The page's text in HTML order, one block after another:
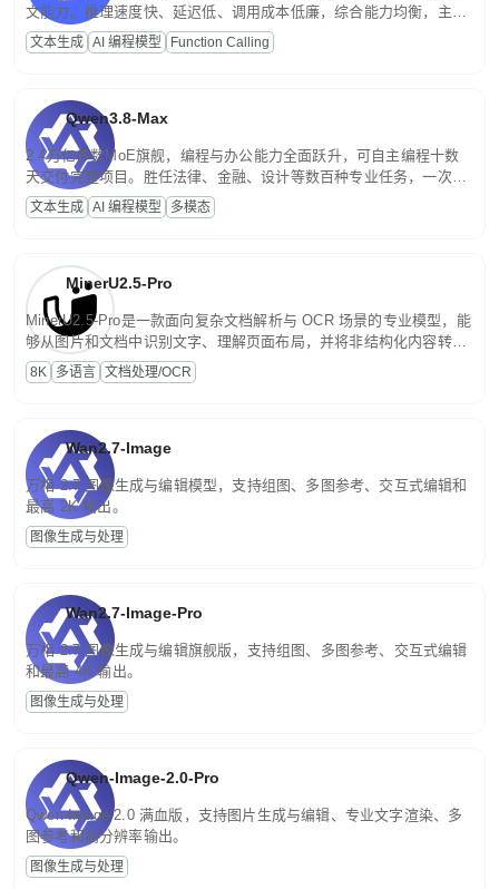
文能力。推理速度快、延迟低、调用成本低廉，综合能力均衡，主打
高并发、轻量化任务，适合日常对话、内容创作、基础 RAG、批量
文案处理等普惠刚需场景。
文本生成 AI 编程模型 Function Calling
Qwen3.8-Max
2.4万亿参数MoE旗舰，编程与办公能力全面跃升，可自主编程十数
天交付完整项目。胜任法律、金融、设计等数百种专业任务，一次对
话端到端交付生产级成果。原生视觉理解贯穿规划、执行与验证全流
程，支持超长文档与长视频的深度语义解析。长程任务中自主规划与
文本生成 AI 编程模型 多模态
MinerU2.5-Pro
MinerU2.5-Pro是一款面向复杂文档解析与 OCR 场景的专业模型，能
够从图片和文档中识别文字、理解页面布局，并将非结构化内容转换
为便于存储、检索和二次处理的结构化结果。
8K 多语言 文档处理/OCR
Wan2.7-Image
万相 2.7 图像生成与编辑模型，支持组图、多图参考、交互式编辑和
最高 2K 输出。
图像生成与处理
Wan2.7-Image-Pro
万相 2.7 图像生成与编辑旗舰版，支持组图、多图参考、交互式编辑
和最高 4K 输出。
图像生成与处理
Qwen-Image-2.0-Pro
Qwen-Image-2.0 满血版，支持图片生成与编辑、专业文字渲染、多
图参考和高分辨率输出。
图像生成与处理